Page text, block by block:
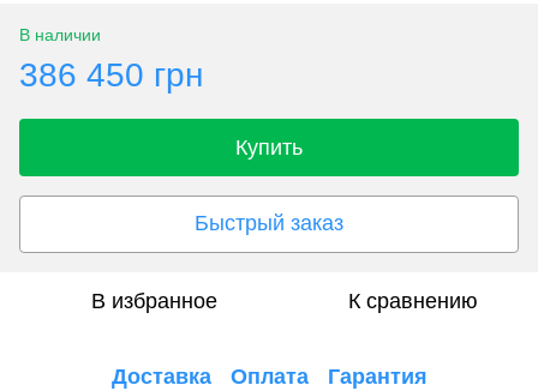
В наличии
386 450 грн
Купить
Быстрый заказ
В избранное К сравнению
Доставка Оплата Гарантия